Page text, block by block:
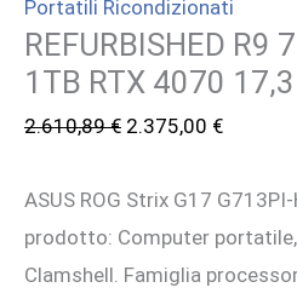
Portatili Ricondizionati
REFURBISHED R9
1TB RTX 4070
2.610,89€ Il
originale
era:
2.610,89 €.
2.375,00 €Il
attuale
è:
ASUS ROG Strix G17
prodotto: Computer
Clamshell. Famiglia